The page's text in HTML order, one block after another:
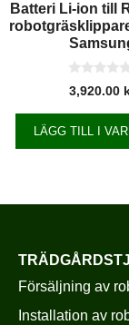
Batteri Li-ion till
0
a
3,920.00
LÄGG TILL I
Försäljning av
Installation av